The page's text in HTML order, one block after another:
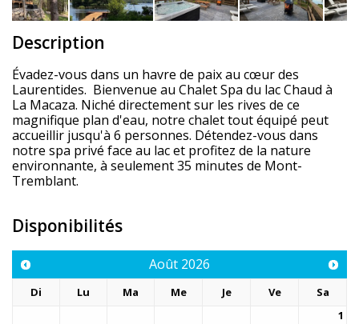
Description
Évadez-vous dans un havre de paix au cœur des
Laurentides. Bienvenue au Chalet Spa du lac Chaud à
La Macaza. Niché directement sur les rives de ce
magnifique plan d'eau, notre chalet tout équipé peut
accueillir jusqu'à 6 personnes. Détendez-vous dans
notre spa privé face au lac et profitez de la nature
environnante, à seulement 35 minutes de Mont-
Tremblant.
Disponibilités
Août 2026
Di Lu Ma Me Je Ve
Sa
1